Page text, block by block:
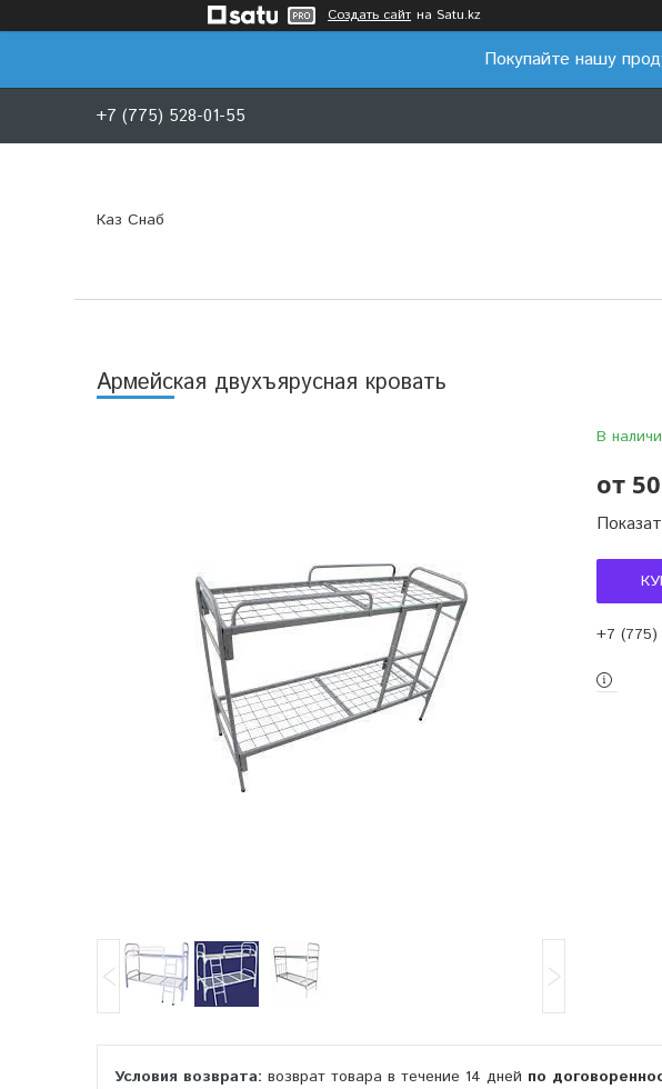
Создать сайт на Satu.kz
Покупайте нашу
+7 (775) 528-01-55
Каз Снаб
Армейская двухъярусная кровать
В
от
+7 (775)
возврат товара в течение 14 дней по